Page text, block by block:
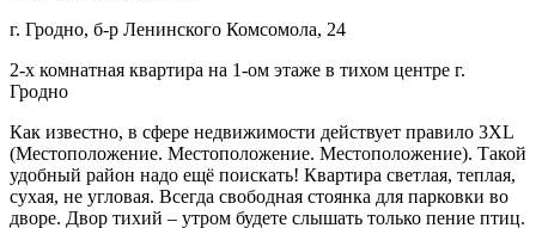
г. Гродно, б-р Ленинского Комсомола, 24
2-х комнатная квартира на 1-ом этаже в тихом центре г.
Гродно
Как известно, в сфере недвижимости действует правило 3XL
(Местоположение. Местоположение. Местоположение). Такой
удобный район надо ещё поискать! Квартира светлая, теплая,
сухая, не угловая. Всегда свободная стоянка для парковки во
дворе. Двор тихий – утром будете слышать только пение птиц.